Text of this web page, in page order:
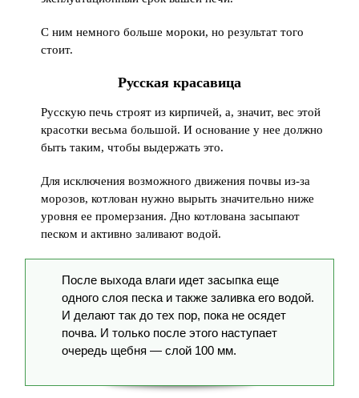
С ним немного больше мороки, но результат того
стоит.
Русская красавица
Русскую печь строят из кирпичей, а, значит, вес этой
красотки весьма большой. И основание у нее должно
быть таким, чтобы выдержать это.
Для исключения возможного движения почвы из-за
морозов, котлован нужно вырыть значительно ниже
уровня ее промерзания. Дно котлована засыпают
песком и активно заливают водой.
После выхода влаги идет засыпка еще
одного слоя песка и также заливка его водой.
И делают так до тех пор, пока не осядет
почва. И только после этого наступает
очередь щебня — слой 100 мм.